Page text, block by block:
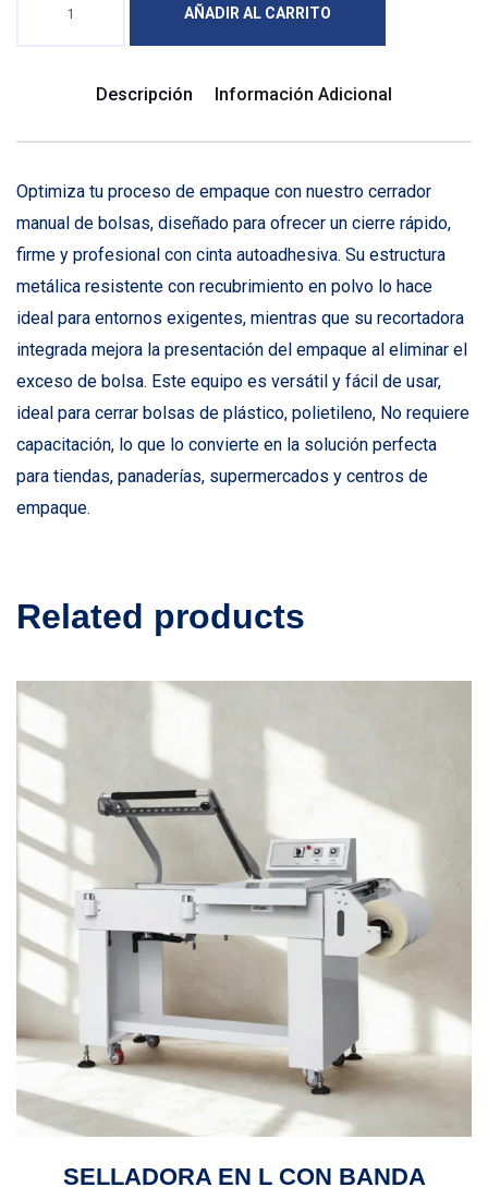
AÑADIR AL CARRITO
Descripción Información Adicional
Optimiza tu proceso de empaque con nuestro cerrador
manual de bolsas, diseñado para ofrecer un cierre rápido,
firme y profesional con cinta autoadhesiva. Su estructura
metálica resistente con recubrimiento en polvo lo hace
ideal para entornos exigentes, mientras que su recortadora
integrada mejora la presentación del empaque al eliminar el
exceso de bolsa. Este equipo es versátil y fácil de usar,
ideal para cerrar bolsas de plástico, polietileno, No requiere
capacitación, lo que lo convierte en la solución perfecta
para tiendas, panaderías, supermercados y centros de
empaque.
Related products
SELLADORA EN L CON BANDA